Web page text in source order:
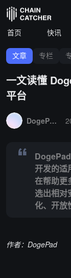
首页 快讯
文章 专栏
一文读懂
平台
DogePad
开发的适
在帮助更
选出相对
化、开放
作者：DogePad